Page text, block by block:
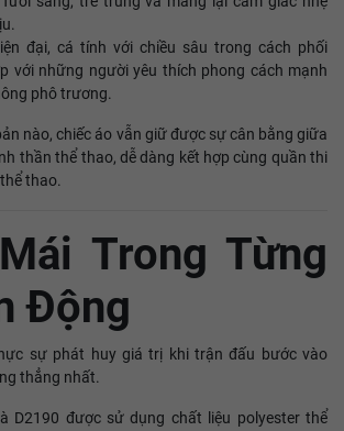
đại, cá tính với chiều sâu trong cách phối
với những người yêu thích phong cách mạnh
phô trương.
nào, chiếc áo vẫn giữ được sự cân bằng giữa
thần thể thao, dễ dàng kết hợp cùng quần thi
thao.
Trong Từng
Động
sự phát huy giá trị khi trận đấu bước vào
thẳng nhất.
D2190 được sử dụng chất liệu polyester thể